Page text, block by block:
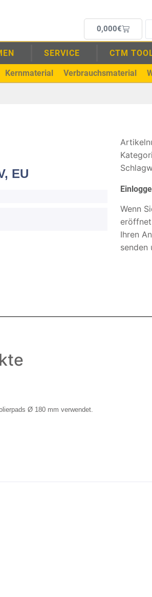
0,000€
SERVICE CTM
Kernmaterial Verbrauchsmaterial
EU
Wenn
Ihren
senden
Ø 180 mm verwendet.